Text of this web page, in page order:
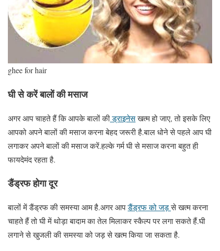
ghee for hair
घी से करें बालों की मसाज
अगर आप चाहते हैं कि आपके बालों कीड्राइनेसखत्म हो जाए, तो इसके लिए
आपको अपने बालों की मसाज करना बेहद जरूरी है.बाल धोने से पहले आप घी
लगाकर अपने बालों की मसाज करें.हल्के गर्म घी से मसाज करना बहुत ही
फायदेमंद रहता है.
डैंड्रफ होगा दूर
बालों में डैंड्रफ की समस्या आम है.अगर आपडैंड्रफ को जड़से खत्म करना
चाहते हैं तो घी में थोड़ा बादाम का तेल मिलाकर स्कैल्प पर लगा सकते हैं.घी
लगाने से खुजली की समस्या को जड़ से खत्म किया जा सकता है.